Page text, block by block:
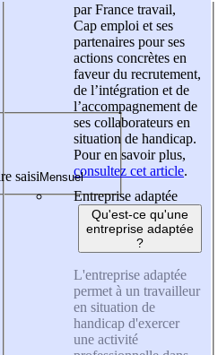
saisi
par France travail,
Cap emploi et ses
partenaires pour ses
actions concrètes en
faveur du recrutement,
de l’intégration et de
l’accompagnement de
ses collaborateurs en
situation de handicap.
Pour en savoir plus,
consultez cet article.
Entreprise adaptée
Qu'est-ce qu'une
entreprise adaptée
?
L'entreprise adaptée
permet à un travailleur
en situation de
handicap d'exercer
une activité